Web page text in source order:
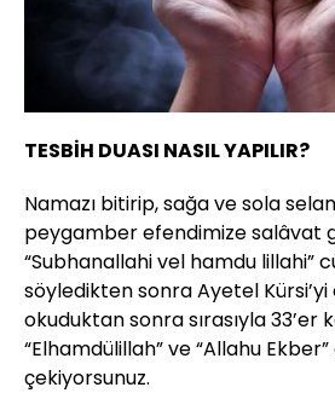
TESBİH DUASI NASIL YAPILIR?
Namazı bitirip, sağa ve sola
peygamber efendimize salâvat
“Subhanallahi vel hamdu lillahi”
söyledikten sonra Ayetel Kürsi’yi
okuduktan sonra sırasıyla 33’er
“Elhamdülillah” ve “Allahu
çekiyorsunuz.